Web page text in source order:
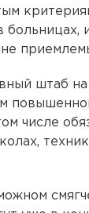
штаб
числе